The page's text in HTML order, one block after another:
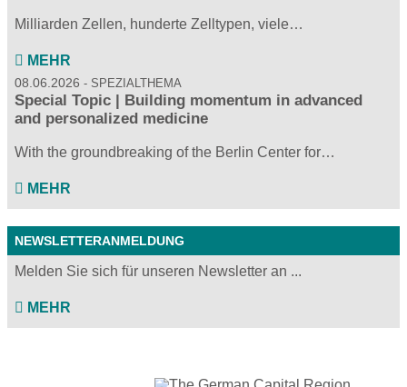
Milliarden Zellen, hunderte Zelltypen, viele…
MEHR
08.06.2026 SPEZIALTHEMA
Special Topic | Building momentum in advanced
and personalized medicine
With the groundbreaking of the Berlin Center for…
MEHR
NEWSLETTERANMELDUNG
Melden Sie sich für unseren Newsletter an ...
MEHR